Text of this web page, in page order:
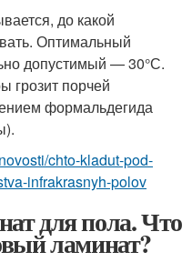
до какой
Оптимальный
допустимый — 30°С.
грозит порчей
формальдегида
chto-kladut-pod-
infrakrasnyh-polov
для пола. Что
ламинат?